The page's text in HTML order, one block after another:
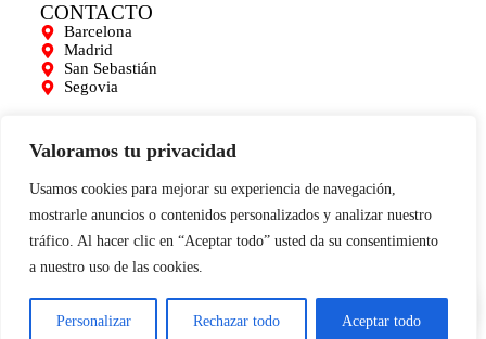
Valoramos tu privacidad
Usamos cookies para mejorar su experiencia de navegación,
mostrarle anuncios o contenidos personalizados y analizar nuestro
tráfico. Al hacer clic en “Aceptar todo” usted da su consentimiento
a nuestro uso de las cookies.
Personalizar Rechazar todo Aceptar todo
CONTACTO
Barcelona
Madrid
San Sebastián
Segovia
Mi cuenta
Para empresas
Limpieza de Patitos
Blog
INFORMACIÓN
Términos y condiciones
Política de cookies